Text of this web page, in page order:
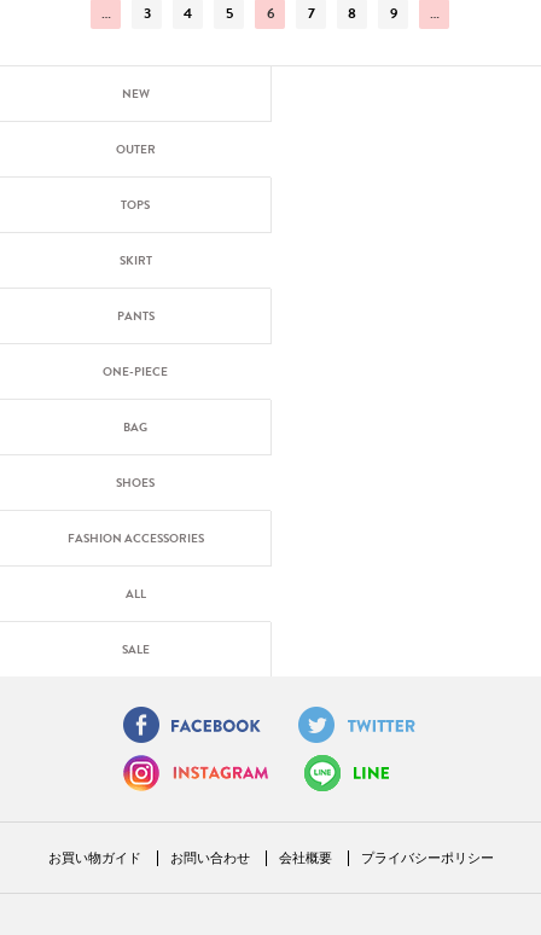
… 3 4 5 6 7 8 9 …
NEW
OUTER
TOPS
SKIRT
PANTS
ONE-PIECE
BAG
SHOES
FASHION ACCESSORIES
ALL
SALE
お買い物ガイド お問い合わせ 会社概要 プライバシーポリシー